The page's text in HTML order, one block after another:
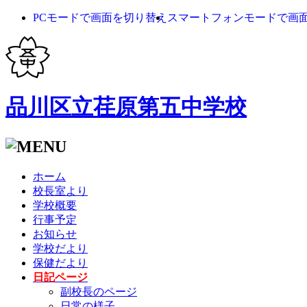
PCモードで画面を切り替え スマートフォンモードで画
品川区立荏原第五中学校
ホーム
校長室より
学校概要
行事予定
お知らせ
学校だより
保健だより
日記ページ
副校長のページ